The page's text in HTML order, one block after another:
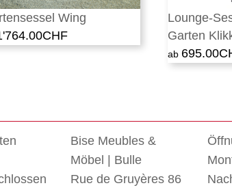
Wing
CHF
Lounge-
Garten
695.00
Bise Meubles &
Möbel | Bulle
Rue de Gruyères 86